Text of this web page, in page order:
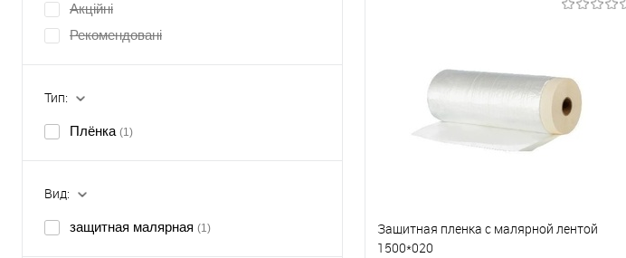
Акційні
Рекомендовані
Тип:
Плёнка (1)
Вид:
защитная малярная (1)
Купити в 1 клік
В вибране
Під замовлення
Защитная пленка с малярной лентой
1500*020